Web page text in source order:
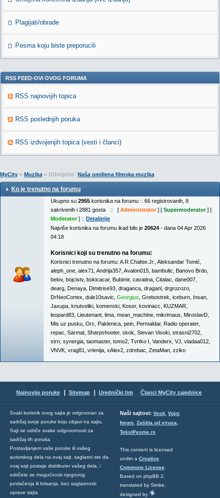
Plagijati/obrade
Pesma koju biste preporucili
RSS FEED-OVI OVOG FORUMA
RSS najnovijih topica
RSS poslednjih poruka
RSS izdvojenjih topica (vesti i članci)
MyCity » Muzika» Izdvojeno: Naša omiljena filmska muzika
Ko je trenutno na forumu
Ukupno su 2955 korisnika na forumu :: 66 registrovanih, 8
sakrivenih i 2881 gosta :: [ Administrator] [ Supermoderator] [
Moderator] :: Detaljnije
Najviše korisnika na forumu ikad bilo je 20624 - dana 04 Apr 2026
04:18
Korisnici koji su trenutno na forumu:
Korisnici trenutno na forumu: A.R.Chafee.Jr. Aleksandar Tomić
aleph_one alex71 Andrija357 Avalon015 bambulic Banovo Brdo
belov, bojcistv, bokicacar, Bubimir, cavatina Citalac dane007
dearg Denaya Dimitrise93 draganca draganl drgrozozo
DrNeoCortex dule10savic Georgius Grebostrek iceburn Insan
Jaxupa knutveliki komenski Koser, kovinacc KUZMAR
leopard83 Lieutenant lima mean_machine mikrimaus MiroslavD
Mis uz pusku Orc Paklenica pein Permaldar, Radio operater,
repac Sarmat Sharpshooter, skok Stevan Visoki strasni2702
strn synergia taomaster, tomo2 Tvrtko I Vanderx VJ vladaa012
VNVK vrag81 vrlenija xAlex2 zdrebac ZetaMan zziko
Najnovije poruke Sitemap Urednički tim Članci MyCity zajednice
Svaki korisnik ovog sajta je odgovoran za
sadržaj svoje poruke koju objavi na sajtu.
Sajt se odriče svake odgovornosti za
sadržaj tih poruka.
Postavljanjem vaše poruke ili vašeg
autorskog dela na ovaj sajt, saglasni ste da
ovaj sajt postaje distributer vašeg dela, i
odričete se mogućnosti njegovog
povlačenja ili brisanja, bez saglasnosti
uprave sajta.
Naši sajtovi: Vesti, Vojni
forum, Zaštita od virusa,
TekstPesme.rs
This content is licensed
under a Creative
Commons License
Based on phpBB 2,
translated by Simke,
designed by